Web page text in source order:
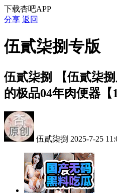
下载杏吧APP
分享 返回
伍貳柒捌专版
伍貳柒捌
【伍貳柒
的极品04年肉便器【
伍貳柒捌 2025-7-25